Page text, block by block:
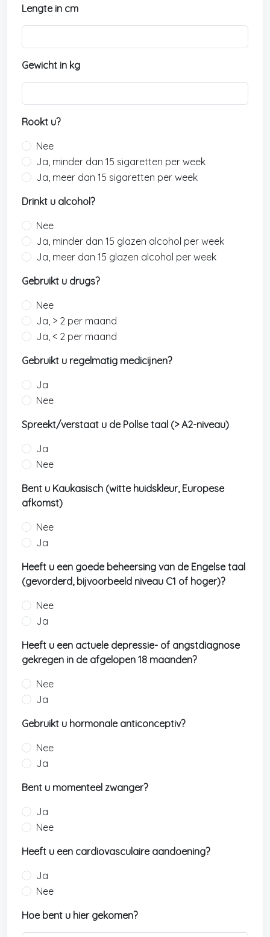
l
g
m
+
Lengte in cm
Gewicht in kg
Rookt u?
Nee
Ja, minder dan 15 sigaretten per week
Ja, meer dan 15 sigaretten per week
Drinkt u alcohol?
Nee
Ja, minder dan 15 glazen alcohol per week
Ja, meer dan 15 glazen alcohol per week
Gebruikt u drugs?
Nee
Ja, > 2 per maand
Ja, < 2 per maand
Gebruikt u regelmatig medicijnen?
Ja
Nee
Spreekt/verstaat u de Pollse taal (> A2-niveau)
Ja
Nee
Bent u Kaukasisch (witte huidskleur, Europese
afkomst)
Nee
Ja
Heeft u een goede beheersing van de Engelse taal
(gevorderd, bijvoorbeeld niveau C1 of hoger)?
Nee
Ja
Heeft u een actuele depressie- of angstdiagnose
gekregen in de afgelopen 18 maanden?
Nee
Ja
Gebruikt u hormonale anticonceptiv?
Nee
Ja
Bent u momenteel zwanger?
Ja
Nee
Heeft u een cardiovasculaire aandoening?
Ja
Nee
Hoe bent u hier gekomen?